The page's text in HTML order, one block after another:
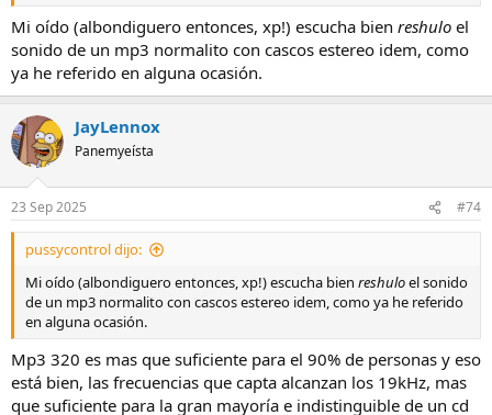
Mi oído (albondiguero entonces, xp!) escucha bien reshulo el
sonido de un mp3 normalito con cascos estereo idem, como
ya he referido en alguna ocasión.
JayLennox
Panemyeísta
23 Sep 2025 #74
pussycontrol dijo:
Mi oído (albondiguero entonces, xp!) escucha bien reshuloel sonido
de un mp3 normalito con cascos estereo idem, como ya he referido
en alguna ocasión.
Mp3 320 es mas que suficiente para el 90% de personas y eso
está bien, las frecuencias que capta alcanzan los 19kHz, mas
que suficiente para la gran mayoría e indistinguible de un cd